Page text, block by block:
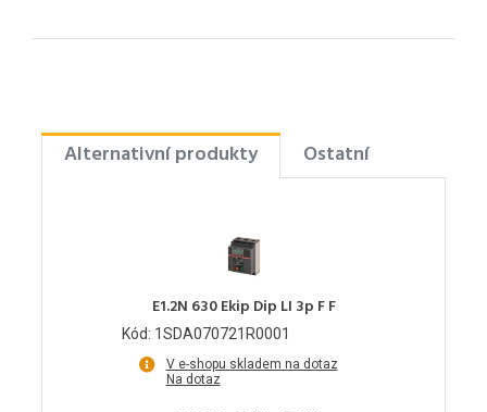
Alternativní produkty Ostatní
E1.2N 630 Ekip Dip LI 3p F F
Kód: 1SDA070721R0001
V e-shopu skladem na dotaz
Na dotaz